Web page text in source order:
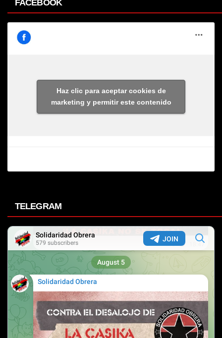
FACEBOOK
Haz clic para aceptar cookies de
marketing y permitir este contenido
TELEGRAM